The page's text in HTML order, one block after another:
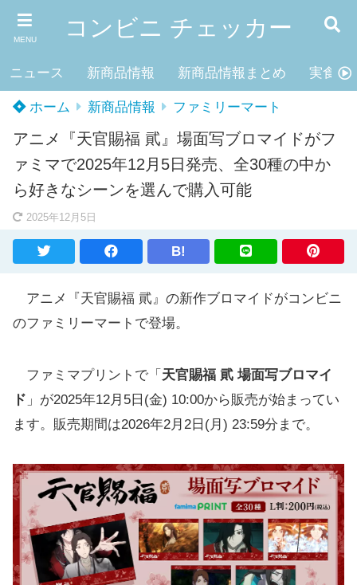
MENU コンビニ チェッカー
ニュース 新商品情報 新商品情報まとめ 実食レ
ホーム 新商品情報 ファミリーマート
アニメ『天官賜福 貮』場面写ブロマイドがフ
ァミマで2025年12月5日発売、全30種の中か
ら好きなシーンを選んで購入可能
2025年12月5日
B!
アニメ『天官賜福 貮』の新作ブロマイドがコンビニ
のファミリーマートで登場。
ファミマプリントで「 天官賜福 貮 場面写ブロマイ
ド 」が2025年12月5日(金) 10:00から販売が始まってい
ます。販売期間は2026年2月2日(月) 23:59分まで。